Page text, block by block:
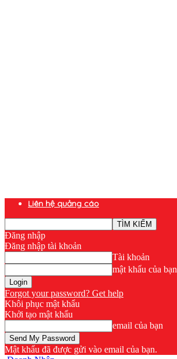
Liên hệ quảng cáo
Đăng nhập
Đăng nhập tài khoản
Tài khoản
mật khẩu của bạn
Forgot your password? Get help
Khôi phục mật khẩu
Khởi tạo mật khẩu
email của bạn
Mật khẩu đã được gửi vào email của bạn.